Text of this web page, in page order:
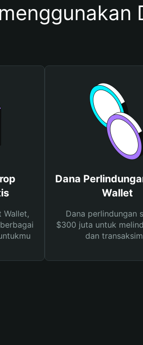
Wallet,
Dana
Wallet
Dana perlindungan
$300 juta untuk
dan